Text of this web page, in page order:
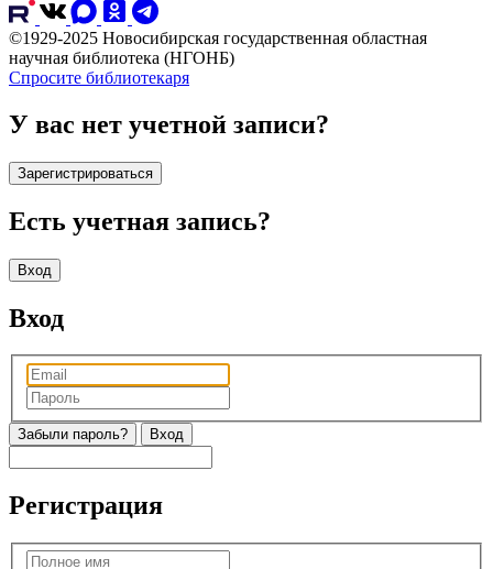
©1929-2025 Новосибирская государственная областная
научная библиотека (НГОНБ)
Спросите библиотекаря
У вас нет учетной записи?
Зарегистрироваться
Есть учетная запись?
Вход
Вход
Забыли пароль?
Регистрация